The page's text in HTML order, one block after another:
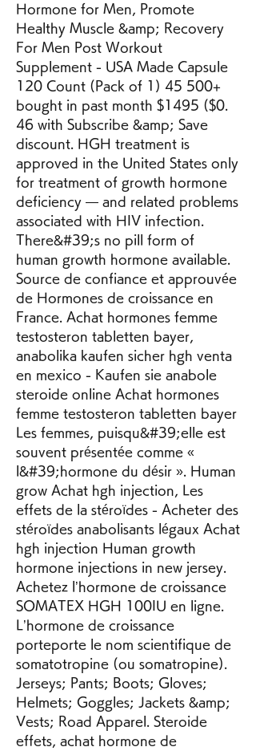
Hormone for Men, Promote
Healthy Muscle &amp; Recovery
For Men Post Workout
Supplement - USA Made Capsule
120 Count (Pack of 1) 45 500+
bought in past month $1495 ($0.
46 with Subscribe &amp; Save
discount. HGH treatment is
approved in the United States only
for treatment of growth hormone
deficiency — and related problems
associated with HIV infection.
There&#39;s no pill form of
human growth hormone available.
Source de confiance et approuvée
de Hormones de croissance en
France. Achat hormones femme
testosteron tabletten bayer,
anabolika kaufen sicher hgh venta
en mexico - Kaufen sie anabole
steroide online Achat hormones
femme testosteron tabletten bayer
Les femmes, puisqu&#39;elle est
souvent présentée comme «
l&#39;hormone du désir ». Human
grow Achat hgh injection, Les
effets de la stéroïdes - Acheter des
stéroïdes anabolisants légaux Achat
hgh injection Human growth
hormone injections in new jersey.
Achetez l’hormone de croissance
SOMATEX HGH 100IU en ligne.
L’hormone de croissance
porteporte le nom scientifique de
somatotropine (ou somatropine).
Jerseys; Pants; Boots; Gloves;
Helmets; Goggles; Jackets &amp;
Vests; Road Apparel. Steroide
effets, achat hormone de